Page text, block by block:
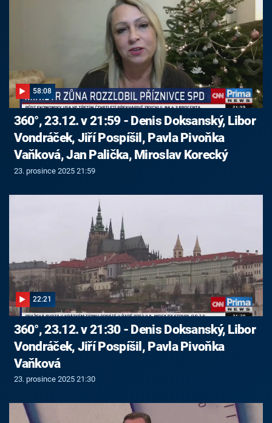
58:08
360°, 23.12. v 21:59 - Denis Doksanský, Libor
Vondráček, Jiří Pospíšil, Pavla Pivoňka
Vaňková, Jan Palička, Miroslav Korecký
23. prosince 2025 21:59
22:21
360°, 23.12. v 21:30 - Denis Doksanský, Libor
Vondráček, Jiří Pospíšil, Pavla Pivoňka
Vaňková
23. prosince 2025 21:30